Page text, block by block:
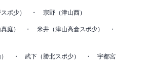
） ・ 宗野（津山西）
） ・ 米井（津山高倉スポ少） ・
下（勝北スポ少） ・ 宇都宮